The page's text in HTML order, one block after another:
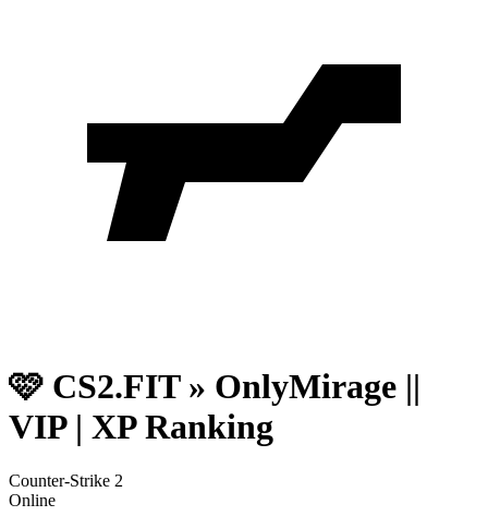
🩷 CS2.FIT » OnlyMirage ||
VIP | XP Ranking
Counter-Strike 2
Online